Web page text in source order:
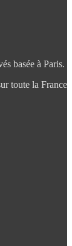
basée à Paris.
toute la France